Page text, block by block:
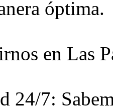
óptima.
en Las
24/7: